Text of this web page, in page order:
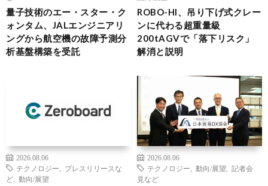
量子技術のエー・スター・ク
ォンタム、JALエンジニアリ
ングから航空機の故障予測分
析基盤構築を受託
ROBO-HI、吊り下げ式クレー
ンに代わる超重量級
200tAGVで「落下リスク」
解消と説明
2026.08.06
テクノロジー
プレスリリースな
ど
動向/展望
2026.08.06
テクノロジー
動向/展望
記者会
見など